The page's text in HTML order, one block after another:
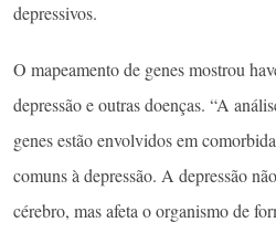
depressivos.
O mapeamento de genes mostrou
depressão e outras doenças. “A
genes estão envolvidos em
comuns à depressão. A depressão
cérebro, mas afeta o organismo de